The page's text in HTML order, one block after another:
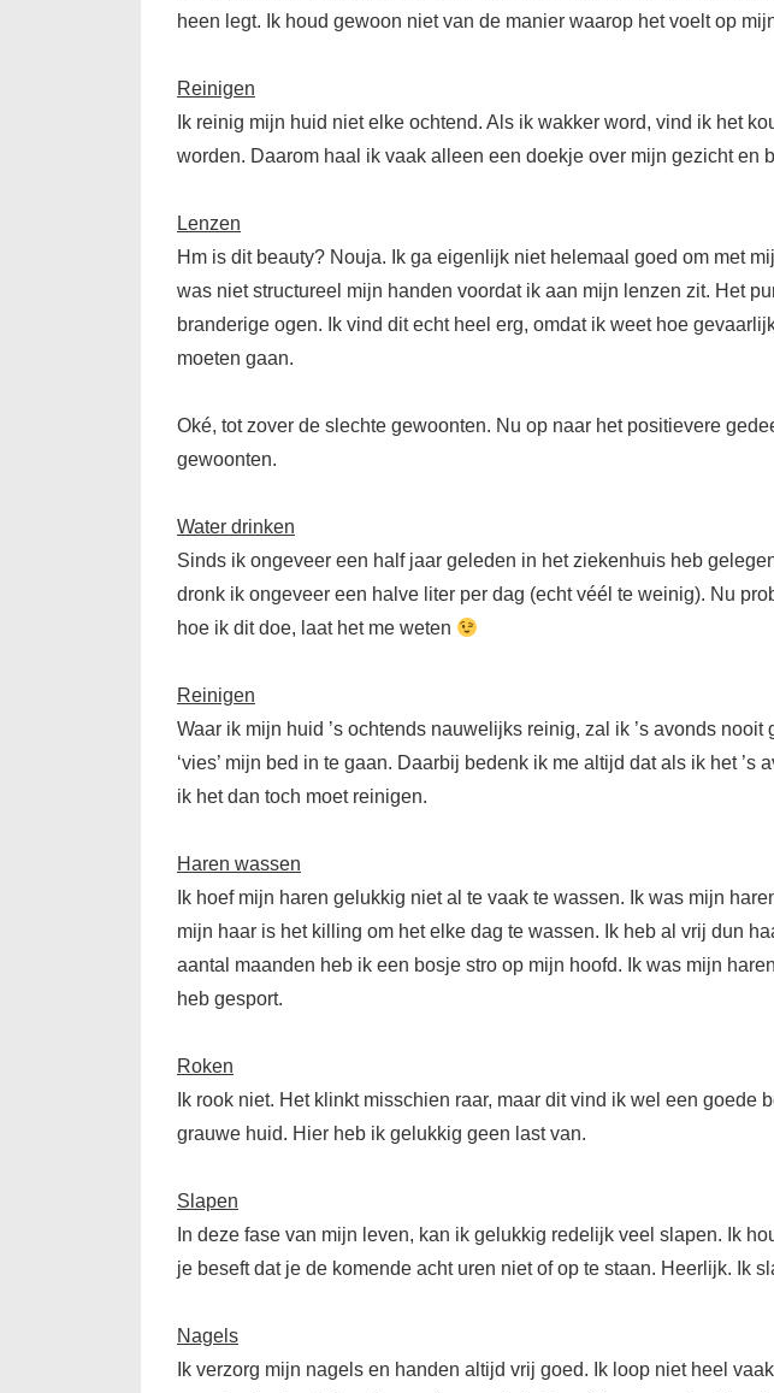
heen legt. Ik houd gewoon niet van de manier waarop het voelt op
Reinigen
Ik reinig mijn huid niet elke ochtend. Als ik wakker word, vind ik het
worden. Daarom haal ik vaak alleen een doekje over mijn gezicht en
Lenzen
Hm is dit beauty? Nouja. Ik ga eigenlijk niet helemaal goed om met
was niet structureel mijn handen voordat ik aan mijn lenzen zit. Het
branderige ogen. Ik vind dit echt heel erg, omdat ik weet hoe
moeten gaan.
Oké, tot zover de slechte gewoonten. Nu op naar het positievere
gewoonten.
Water drinken
Sinds ik ongeveer een half jaar geleden in het ziekenhuis heb
dronk ik ongeveer een halve liter per dag (echt véél te weinig). Nu
hoe ik dit doe, laat het me weten
Reinigen
Waar ik mijn huid ’s ochtends nauwelijks reinig, zal ik ’s avonds
‘vies’ mijn bed in te gaan. Daarbij bedenk ik me altijd dat als ik het
ik het dan toch moet reinigen.
Haren wassen
Ik hoef mijn haren gelukkig niet al te vaak te wassen. Ik was mijn
mijn haar is het killing om het elke dag te wassen. Ik heb al vrij dun
aantal maanden heb ik een bosje stro op mijn hoofd. Ik was mijn
heb gesport.
Roken
Ik rook niet. Het klinkt misschien raar, maar dit vind ik wel een
grauwe huid. Hier heb ik gelukkig geen last van.
Slapen
In deze fase van mijn leven, kan ik gelukkig redelijk veel slapen. Ik
je beseft dat je de komende acht uren niet of op te staan. Heerlijk. Ik
Nagels
Ik verzorg mijn nagels en handen altijd vrij goed. Ik loop niet heel